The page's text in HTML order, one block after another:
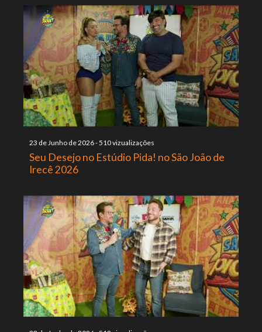
23 de Junho de 2026-510 vizualizações
Seu Desejo no Estúdio Pida! no São João de
Irecê 2026